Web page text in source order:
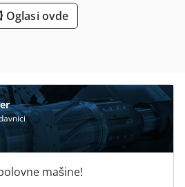
Oglasi ovde
mašine!